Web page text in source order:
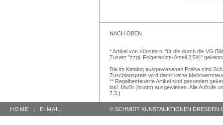
NACH OBEN
* Artikel von Künstlern, für die durch die VG
Zusatz "zzgl. Folgerechts-Anteil 2,5%"
Die im Katalog ausgewiesenen Preise sind
Zuschlagspreis wird damit keine
** Regelbesteuerte Artikel sind gesondert
inkl. MwSt (brutto) ausgewiesen. Alle Aufrufe
7.3.)
HOME | E-MAIL © SCHMIDT KUNSTAUKTIONEN DRESDEN